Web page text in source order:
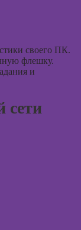
своего ПК.
флешку.
и
сети